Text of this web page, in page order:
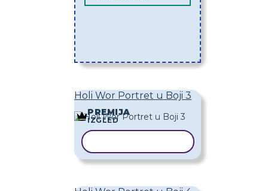
Holi Wor Portret u Boji 3
PREMIJA
IZGLED